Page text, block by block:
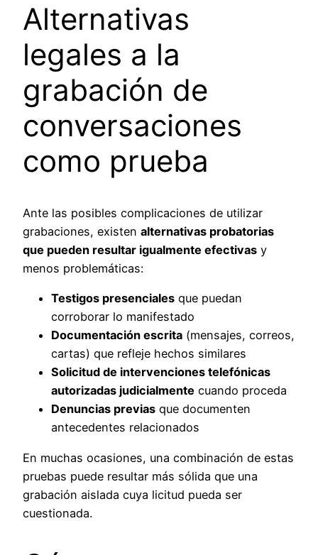
Alternativas
legales a la
grabación de
conversaciones
como prueba
Ante las posibles complicaciones de utilizar
grabaciones, existen alternativas probatorias
que pueden resultar igualmente efectivas y
menos problemáticas:
Testigos presenciales que puedan
corroborar lo manifestado
Documentación escrita (mensajes, correos,
cartas) que refleje hechos similares
Solicitud de intervenciones telefónicas
autorizadas judicialmente cuando proceda
Denuncias previas que documenten
antecedentes relacionados
En muchas ocasiones, una combinación de estas
pruebas puede resultar más sólida que una
grabación aislada cuya licitud pueda ser
cuestionada.